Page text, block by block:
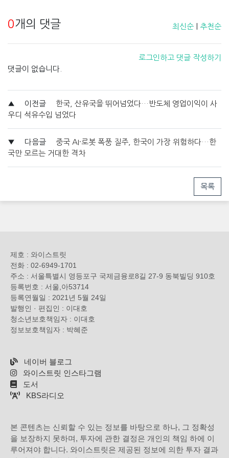
0개의 댓글 최신순 추천순
로그인하고 댓글 작성하기
댓글이 없습니다.
▲ 이전글
한국, 산유국을 뛰어넘었다…반도체 영업이익이 사
우디 석유수입 넘었다
▼ 다음글
중국 AI·로봇 폭풍 질주, 한국이 가장 위험하다…한
국만 모르는 거대한 격차
목록
제호 : 와이스트릿
전화 : 02-6949-1701
주소 : 서울특별시 영등포구 국제금융로8길 27-9 동북빌딩 910호
등록번호 : 서울,아53714
등록연월일 : 2021년 5월 24일
발행인 · 편집인 : 이대호
청소년보호책임자 : 이대호
정보보호책임자 : 박혜준
네이버 블로그
와이스트릿 인스타그램
도서
KBS라디오
본 콘텐츠는 신뢰할 수 있는 정보를 바탕으로 하나, 그 정확성
을 보장하지 못하며, 투자에 관한 결정은 개인의 책임 하에 이
루어져야 합니다. 와이스트릿은 제공된 정보에 의한 투자 결과